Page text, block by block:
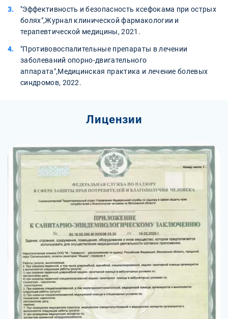
"Эффективность и безопасность ксефокама при острых
болях",Журнал клинической фармакологии и
терапевтической медицины, 2021.
"Противовоспалительные препараты в лечении
заболеваний опорно-двигательного
аппарата",Медицинская практика и лечение болевых
синдромов, 2022.
Лицензии